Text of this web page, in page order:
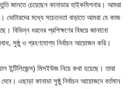
জানতে চেয়েছেন কানাডার হাইকমিশনার। আমরা
ভোটারদের মধ্যে সচেতনতা বাড়াতে আমরা যে কাজ
বিভিন্ন ধরনের প্রশিক্ষণের বিষয়ে জানানো
সুষ্ঠু ও গ্রহণযোগ্য নির্বাচন আয়োজন করি।
ইন্টিলিজেন্স) মিসইউজ নিয়ে কথা হয়েছে। তারা
এছাড়া কানাডা সুষ্ঠু নির্বাচন আয়োজনে বর্তমান